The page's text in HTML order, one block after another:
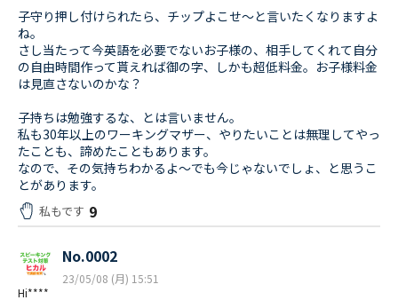
子守り押し付けられたら、チップよこせ〜と言いたくなりますよ
ね。
さし当たって今英語を必要でないお子様の、相手してくれて自分
の自由時間作って貰えれば御の字、しかも超低料金。お子様料金
は見直さないのかな？
子持ちは勉強するな、とは言いません。
私も30年以上のワーキングマザー、やりたいことは無理してやっ
たことも、諦めたこともあります。
なので、その気持ちわかるよ〜でも今じゃないでしょ、と思うこ
とがあります。
私もです 9
Hi****
No.0002
23/05/08 (月) 15:51